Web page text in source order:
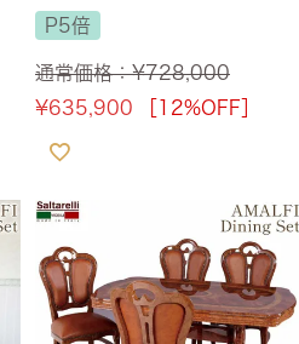
人掛け アイボリー 幅165cm
【送料無料】
P5倍
通常価格：¥728,000
¥635,900 ［12%OFF］